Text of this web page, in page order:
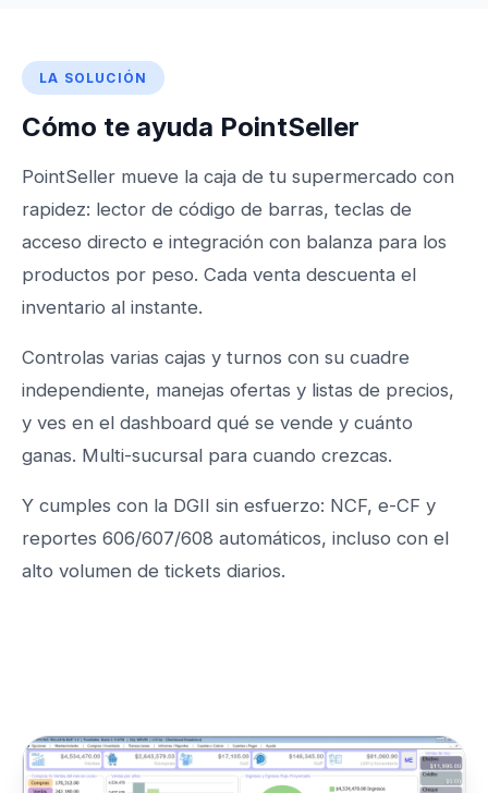
LA SOLUCIÓN
Cómo te ayuda PointSeller
PointSeller mueve la caja de tu supermercado con
rapidez: lector de código de barras, teclas de
acceso directo e integración con balanza para los
productos por peso. Cada venta descuenta el
inventario al instante.
Controlas varias cajas y turnos con su cuadre
independiente, manejas ofertas y listas de precios,
y ves en el dashboard qué se vende y cuánto
ganas. Multi-sucursal para cuando crezcas.
Y cumples con la DGII sin esfuerzo: NCF, e-CF y
reportes 606/607/608 automáticos, incluso con el
alto volumen de tickets diarios.